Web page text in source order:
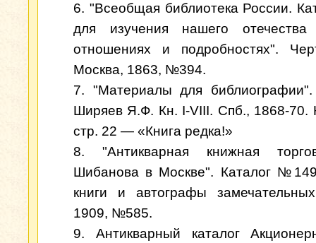
6. "Всеобщая библиотека России.
для изучения нашего
отношениях и подробностях".
Москва, 1863, №394.
7. "Материалы для библиографии".
Ширяев Я.Ф. Кн. I-VIII. Спб., 1868-70.
стр. 22 — «Книга редка!»
8. "Антикварная книжная
Шибанова в Москве". Каталог
книги и автографы
1909, №585.
9. Антикварный каталог